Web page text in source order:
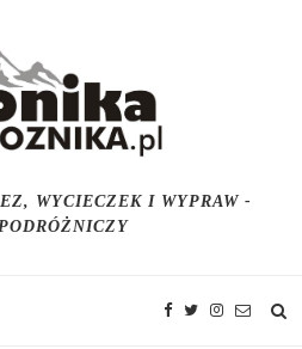
WYCIECZEK I WYPRAW -